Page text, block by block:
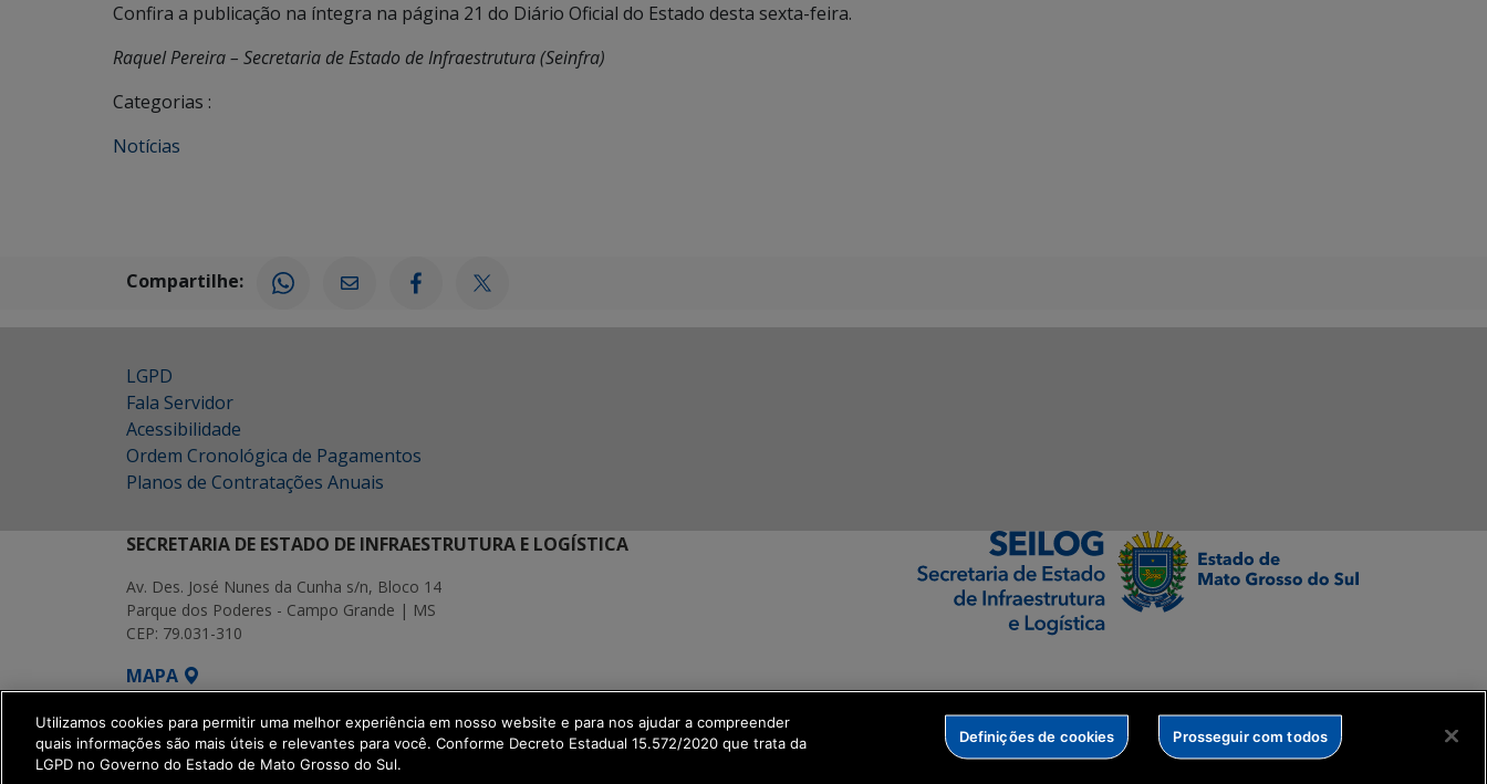
Confira a publicação na íntegra na página 21 do Diário Oficial do Estado desta sexta-feira.
Raquel Pereira – Secretaria de Estado de Infraestrutura (Seinfra)
Categorias :
Notícias
Compartilhe:
LGPD
Fala Servidor
Acessibilidade
Ordem Cronológica de Pagamentos
Planos de Contratações Anuais
SECRETARIA DE ESTADO DE INFRAESTRUTURA E LOGÍSTICA
Av. Des. José Nunes da Cunha s/n, Bloco 14
Parque dos Poderes - Campo Grande | MS
CEP: 79.031-310
MAPA
SETDIG | Secretaria-Executiva de Transformação Digital
get_footer();
Utilizamos cookies para permitir uma melhor experiência em nosso website e para nos ajudar a compreender
quais informações são mais úteis e relevantes para você. Conforme Decreto Estadual 15.572/2020 que trata da
LGPD no Governo do Estado de Mato Grosso do Sul.
Definições de cookies Prosseguir com todos